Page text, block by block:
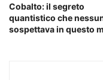
Cobalto: il segreto
quantistico che
sospettava in questo